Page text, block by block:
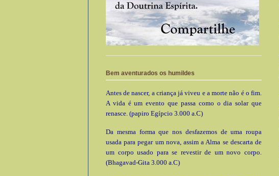
Bem aventurados os humildes
Antes de nascer, a criança já viveu e a morte não é o fim.
A vida é um evento que passa como o dia solar que
renasce. (papiro Egípcio 3.000 a.C)
Da mesma forma que nos desfazemos de uma roupa
usada para pegar um nova, assim a Alma se descarta de
um corpo usado para se revestir de um novo corpo.
(Bhagavad-Gita 3.000 a.C)